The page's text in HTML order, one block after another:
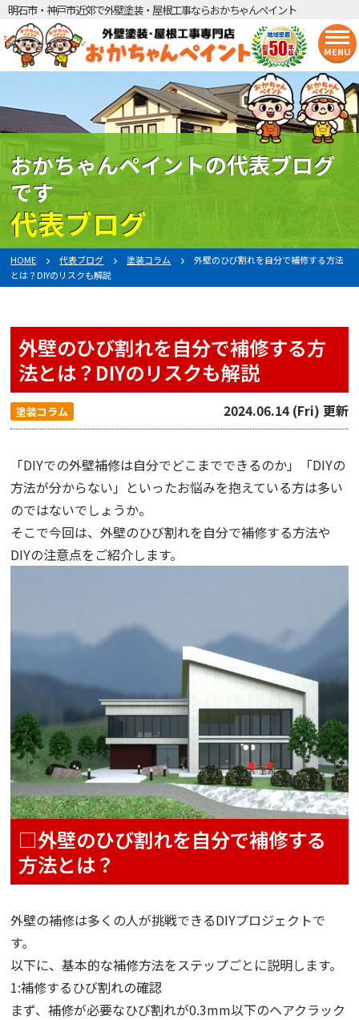
明石市・神戸市近郊で外壁塗装・屋根工事ならおかちゃんペイント
MENU
おかちゃんペイントの代表ブログ
です
代表ブログ
HOME 代表ブログ 塗装コラム
外壁のひび割れを自分で補修する方法
とは？DIYのリスクも解説
外壁のひび割れを自分で補修する方
法とは？DIYのリスクも解説
塗装コラム 2024.06.14 (Fri) 更新
「DIYでの外壁補修は自分でどこまでできるのか」「DIYの
方法が分からない」といったお悩みを抱えている方は多い
のではないでしょうか。
そこで今回は、外壁のひび割れを自分で補修する方法や
DIYの注意点をご紹介します。
□外壁のひび割れを自分で補修する
方法とは？
外壁の補修は多くの人が挑戦できるDIYプロジェクトで
す。
以下に、基本的な補修方法をステップごとに説明します。
1:補修するひび割れの確認
まず、補修が必要なひび割れが0.3mm以下のヘアクラック